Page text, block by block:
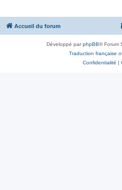
Accueil du forum
Développé parphpBB® Forum
Traduction française
Confidentialité |